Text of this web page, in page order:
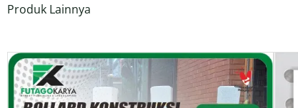
Produk Lainnya